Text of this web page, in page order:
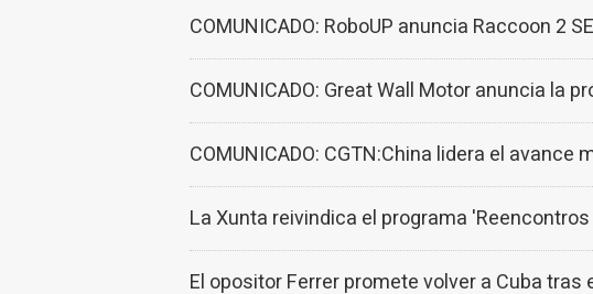
COMUNICADO: RoboUP anuncia Raccoon
COMUNICADO: Great Wall Motor anuncia la
COMUNICADO: CGTN:China lidera el
La Xunta reivindica el programa
El opositor Ferrer promete volver a Cuba